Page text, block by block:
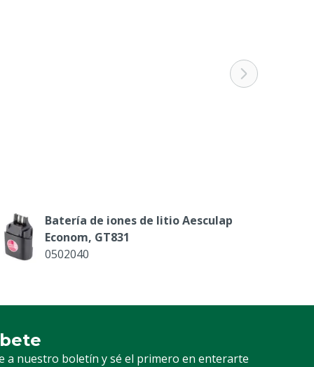
Batería de iones de litio Aesculap
Econom, GT831
0502040
a nuestro boletín y sé el primero en enterarte
a nuestro boletín